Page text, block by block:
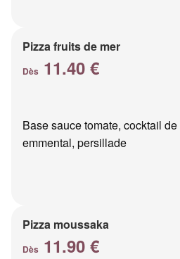
Pizza fruits de mer
Dès 11.40 €
Base sauce tomate, cocktail de
emmental, persillade
Pizza moussaka
Dès 11.90 €